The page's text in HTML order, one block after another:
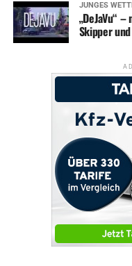
JUNGES
„DeJaVu“
Skipper